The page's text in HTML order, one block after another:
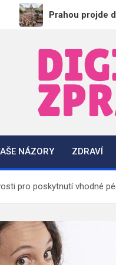
Prahou projde duhový
NÁZORY ZDRAVÍ
pro poskytnutí vhodné